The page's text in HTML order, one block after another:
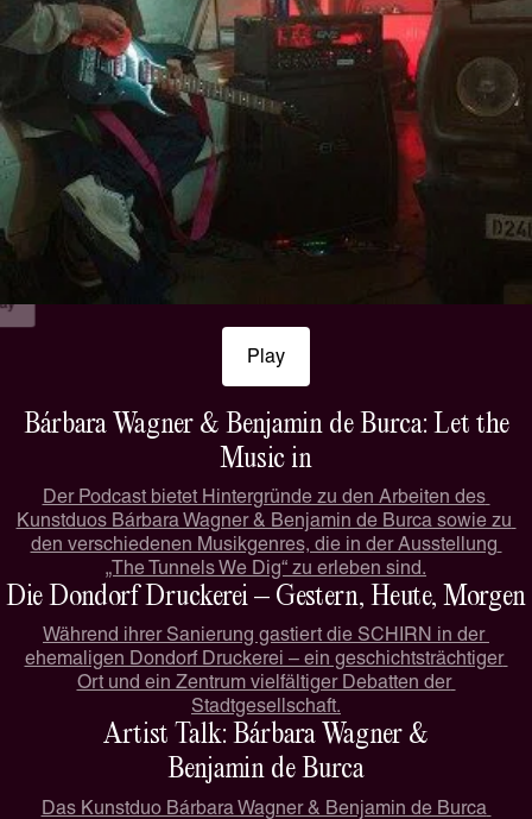
Play
Bárbara Wagner & Benjamin de Burca: Let the
Music in
Der Podcast bietet Hintergründe zu den Arbeiten des
Kunstduos Bárbara Wagner & Benjamin de Burca sowie zu
den verschiedenen Musikgenres, die in der Ausstellung
„The Tunnels We Dig“ zu erleben sind.
Die Dondorf Druckerei – Gestern, Heute, Morgen
Während ihrer Sanierung gastiert die SCHIRN in der
ehemaligen Dondorf Druckerei – ein geschichtsträchtiger
Ort und ein Zentrum vielfältiger Debatten der
Stadtgesellschaft.
Artist Talk: Bárbara Wagner &
Benjamin de Burca
Das Kunstduo Bárbara Wagner & Benjamin de Burca